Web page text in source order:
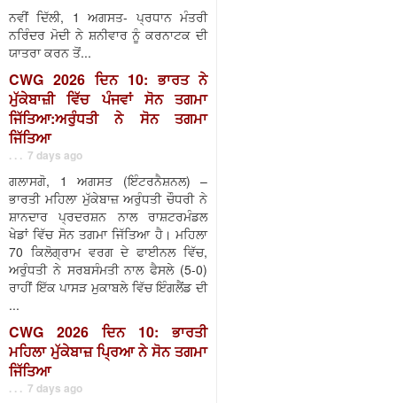
ਨਵੀਂ ਦਿੱਲੀ, 1 ਅਗਸਤ- ਪ੍ਰਧਾਨ ਮੰਤਰੀ
ਨਰਿੰਦਰ ਮੋਦੀ ਨੇ ਸ਼ਨੀਵਾਰ ਨੂੰ ਕਰਨਾਟਕ ਦੀ
ਯਾਤਰਾ ਕਰਨ ਤੋਂ...
CWG 2026 ਦਿਨ 10: ਭਾਰਤ ਨੇ
ਮੁੱਕੇਬਾਜ਼ੀ ਵਿੱਚ ਪੰਜਵਾਂ ਸੋਨ ਤਗਮਾ
ਜਿੱਤਿਆ:ਅਰੁੰਧਤੀ ਨੇ ਸੋਨ ਤਗਮਾ
ਜਿੱਤਿਆ
. . . 7 days ago
ਗਲਾਸਗੋ, 1 ਅਗਸਤ (ਇੰਟਰਨੈਸ਼ਨਲ) –
ਭਾਰਤੀ ਮਹਿਲਾ ਮੁੱਕੇਬਾਜ਼ ਅਰੁੰਧਤੀ ਚੌਧਰੀ ਨੇ
ਸ਼ਾਨਦਾਰ ਪ੍ਰਦਰਸ਼ਨ ਨਾਲ ਰਾਸ਼ਟਰਮੰਡਲ
ਖੇਡਾਂ ਵਿੱਚ ਸੋਨ ਤਗਮਾ ਜਿੱਤਿਆ ਹੈ। ਮਹਿਲਾ
70 ਕਿਲੋਗ੍ਰਾਮ ਵਰਗ ਦੇ ਫਾਈਨਲ ਵਿੱਚ,
ਅਰੁੰਧਤੀ ਨੇ ਸਰਬਸੰਮਤੀ ਨਾਲ ਫੈਸਲੇ (5-0)
ਰਾਹੀਂ ਇੱਕ ਪਾਸੜ ਮੁਕਾਬਲੇ ਵਿੱਚ ਇੰਗਲੈਂਡ ਦੀ
...
CWG 2026 ਦਿਨ 10: ਭਾਰਤੀ
ਮਹਿਲਾ ਮੁੱਕੇਬਾਜ਼ ਪ੍ਰਿਆ ਨੇ ਸੋਨ ਤਗਮਾ
ਜਿੱਤਿਆ
. . . 7 days ago